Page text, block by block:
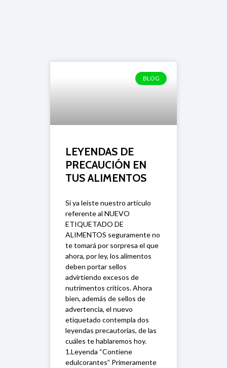
BLOG
LEYENDAS DE
PRECAUCIÓN EN
TUS ALIMENTOS
Si ya leíste nuestro artículo
referente al NUEVO
ETIQUETADO DE
ALIMENTOS seguramente no
te tomará por sorpresa el que
ahora, por ley, los alimentos
deben portar sellos
advirtiendo excesos de
nutrimentos críticos. Ahora
bien, además de sellos de
advertencia, el nuevo
etiquetado contempla dos
leyendas precautorias, de las
cuáles te hablaremos hoy.
1.Leyenda “Contiene
edulcorantes” Primeramente